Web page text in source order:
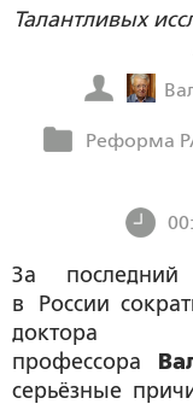
Талантливых
Реформа
За
в России
доктора
профессора
серьёзные